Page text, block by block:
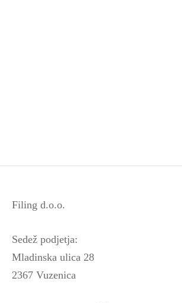
Filing d.o.o.
Sedež podjetja:
Mladinska ulica 28
2367 Vuzenica